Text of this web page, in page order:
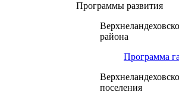
Программы развития
района
Программа
поселения